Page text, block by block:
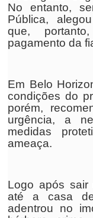
No entanto,
Pública,
que,
pagamento da
Em Belo
condições do
porém,
urgência, a
medidas
ameaça.
Logo após sair
até a casa
adentrou no